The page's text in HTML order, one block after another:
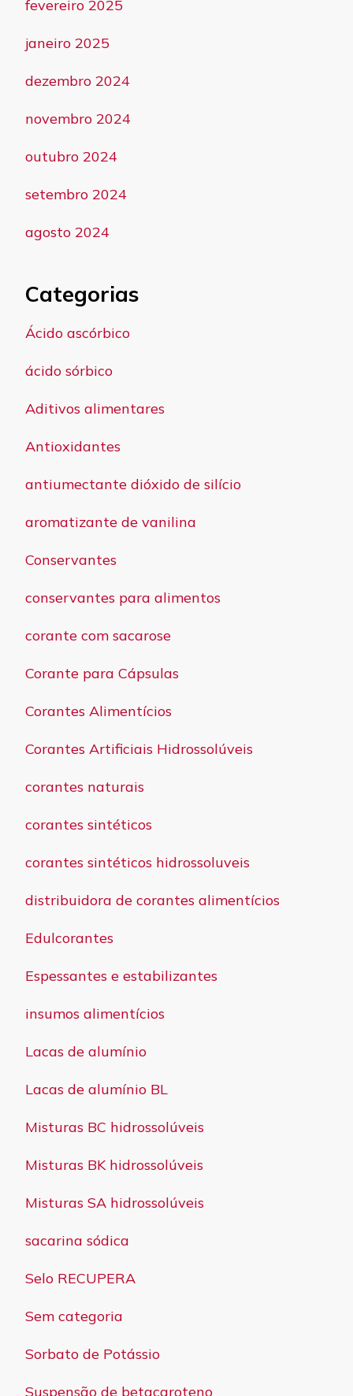
fevereiro 2025
janeiro 2025
dezembro 2024
novembro 2024
outubro 2024
setembro 2024
agosto 2024
Categorias
Ácido ascórbico
ácido sórbico
Aditivos alimentares
Antioxidantes
antiumectante dióxido de silício
aromatizante de vanilina
Conservantes
conservantes para alimentos
corante com sacarose
Corante para Cápsulas
Corantes Alimentícios
Corantes Artificiais Hidrossolúveis
corantes naturais
corantes sintéticos
corantes sintéticos hidrossoluveis
distribuidora de corantes alimentícios
Edulcorantes
Espessantes e estabilizantes
insumos alimentícios
Lacas de alumínio
Lacas de alumínio BL
Misturas BC hidrossolúveis
Misturas BK hidrossolúveis
Misturas SA hidrossolúveis
sacarina sódica
Selo RECUPERA
Sem categoria
Sorbato de Potássio
Suspensão de betacaroteno